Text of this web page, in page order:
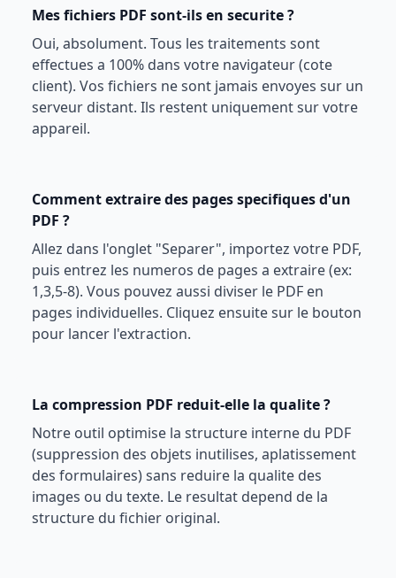
Mes fichiers PDF sont-ils en securite ?
Oui, absolument. Tous les traitements sont
effectues a 100% dans votre navigateur (cote
client). Vos fichiers ne sont jamais envoyes sur un
serveur distant. Ils restent uniquement sur votre
appareil.
Comment extraire des pages specifiques d'un
PDF ?
Allez dans l'onglet "Separer", importez votre PDF,
puis entrez les numeros de pages a extraire (ex:
1,3,5-8). Vous pouvez aussi diviser le PDF en
pages individuelles. Cliquez ensuite sur le bouton
pour lancer l'extraction.
La compression PDF reduit-elle la qualite ?
Notre outil optimise la structure interne du PDF
(suppression des objets inutilises, aplatissement
des formulaires) sans reduire la qualite des
images ou du texte. Le resultat depend de la
structure du fichier original.